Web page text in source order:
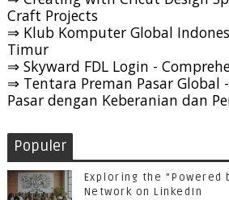
Craft Projects
⇒ Klub Komputer Global
Timur
⇒ Skyward FDL Login -
⇒ Tentara Preman Pasar Global
Pasar dengan Keberanian dan
Populer
Exploring the "Powered
Network on LinkedIn